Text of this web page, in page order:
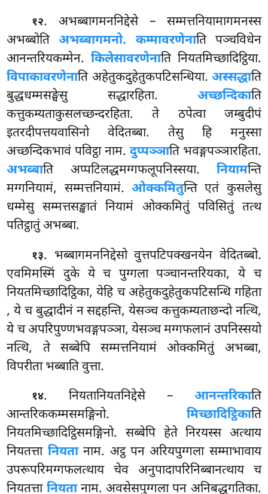
१२. अभब्बागमननिद्देसे – सम्मत्तनियामागमनस्स
अभब्बोतिअभब्बागमनो. कम्मावरणेनाति पञ्चविधेन
आनन्तरियकम्मेन. किलेसावरणेनाति नियतमिच्छादिट्ठिया.
विपाकावरणेनाति अहेतुकदुहेतुकपटिसन्धिया. अस्सद्धाति
बुद्धधम्मसङ्घेसु सद्धारहिता. अच्छन्दिकाति
कत्तुकम्यताकुसलच्छन्दरहिता. ते ठपेत्वा जम्बुदीपं
इतरदीपत्तयवासिनो वेदितब्बा. तेसु हि मनुस्सा
अच्छन्दिकभावं पविट्ठा नाम. दुप्पञ्ञाति भवङ्गपञ्ञारहिता.
अभब्बाति अप्पटिलद्धमग्गफलूपनिस्सया. नियामन्ति
मग्गनियामं, सम्मत्तनियामं. ओक्कमितुन्ति एतं कुसलेसु
धम्मेसु सम्मत्तसङ्खातं नियामं ओक्कमितुं पविसितुं तत्थ
पतिट्ठातुं अभब्बा.
१३. भब्बागमननिद्देसो वुत्तपटिपक्खनयेन वेदितब्बो.
एवमिमस्मिं दुके ये च पुग्गला पञ्चानन्तरियका, ये च
नियतमिच्छादिट्ठिका, येहि च अहेतुकदुहेतुकपटिसन्धि गहिता
, ये च बुद्धादीनं न सद्दहन्ति, येसञ्च कत्तुकम्यताछन्दो नत्थि,
ये च अपरिपुण्णभवङ्गपञ्ञा, येसञ्च मग्गफलानं उपनिस्सयो
नत्थि, ते सब्बेपि सम्मत्तनियामं ओक्कमितुं अभब्बा,
विपरीता भब्बाति वुत्ता.
१४. नियतानियतनिद्देसे – आनन्तरिकाति
आन्तरिककम्मसमङ्गिनो. मिच्छादिट्ठिकाति
नियतमिच्छादिट्ठिसमङ्गिनो. सब्बेपि हेते निरयस्स अत्थाय
नियतत्ता नियतानाम. अट्ठ पन अरियपुग्गला सम्माभावाय
उपरूपरिमग्गफलत्थाय चेव अनुपादापरिनिब्बानत्थाय च
नियतत्ता नियतानाम. अवसेसपुग्गला पन अनिबद्धगतिका.